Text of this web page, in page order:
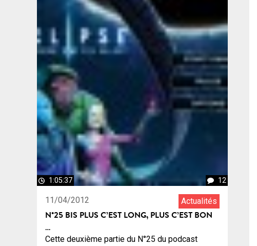
1:05:37 12
11/04/2012 Actualités
N°25 BIS PLUS C’EST LONG, PLUS C’EST BON
…
Cette deuxième partie du N°25 du podcast